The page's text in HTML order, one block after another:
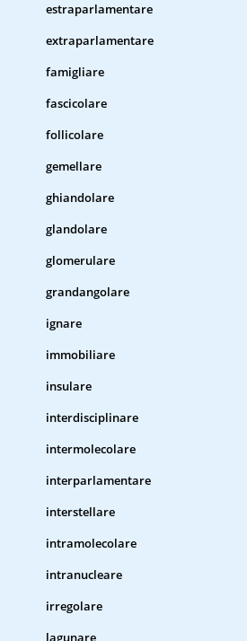
estraparlamentare
extraparlamentare
famigliare
fascicolare
follicolare
gemellare
ghiandolare
glandolare
glomerulare
grandangolare
ignare
immobiliare
insulare
interdisciplinare
intermolecolare
interparlamentare
interstellare
intramolecolare
intranucleare
irregolare
lagunare